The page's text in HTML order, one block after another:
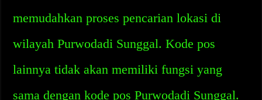
memudahkan proses pencarian lokasi di
wilayah Purwodadi Sunggal. Kode pos
lainnya tidak akan memiliki fungsi yang
sama dengan kode pos Purwodadi Sunggal.